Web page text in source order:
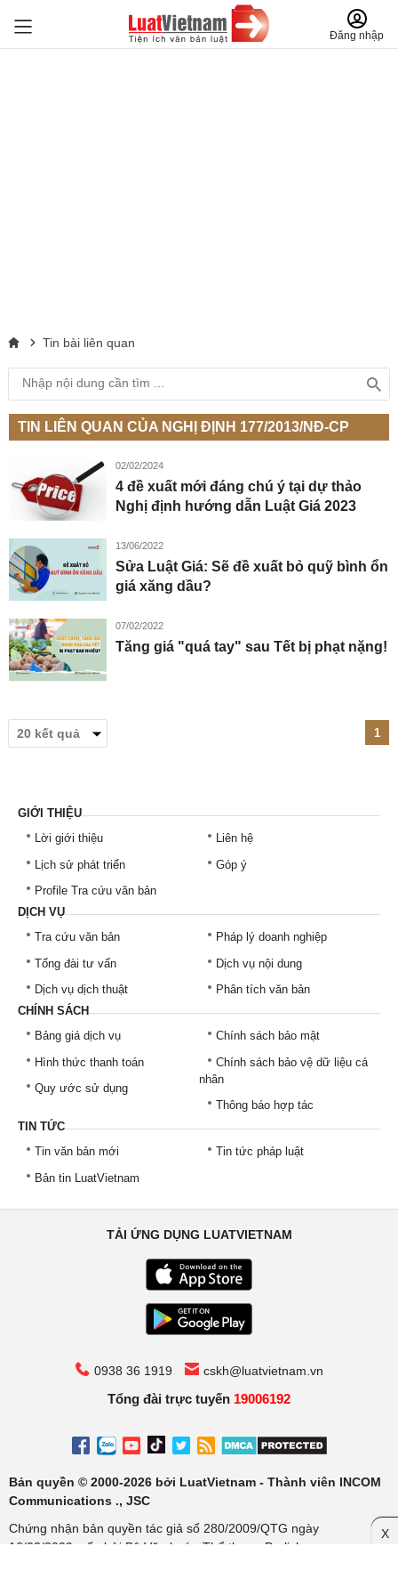
Đăng nhập
Tin bài liên quan
TIN LIÊN QUAN CỦA NGHỊ ĐỊNH 177/2013/NĐ-CP
02/02/2024
4 đề xuất mới đáng chú ý tại dự thảo
Nghị định hướng dẫn Luật Giá 2023
13/06/2022
Sửa Luật Giá: Sẽ đề xuất bỏ quỹ bình ổn
giá xăng dầu?
07/02/2022
Tăng giá "quá tay" sau Tết bị phạt nặng!
1
GIỚI THIỆU
Lời giới thiệu
Lịch sử phát triển
Profile Tra cứu văn bản
Liên hệ
Góp ý
DỊCH VỤ
Tra cứu văn bản
Tổng đài tư vấn
Dịch vụ dịch thuật
Pháp lý doanh nghiệp
Dịch vụ nội dung
Phân tích văn bản
CHÍNH SÁCH
Bảng giá dịch vụ
Hình thức thanh toán
Quy ước sử dụng
Chính sách bảo mật
Chính sách bảo vệ dữ liệu cá
nhân
Thông báo hợp tác
TIN TỨC
Tin văn bản mới
Bản tin LuatVietnam
Tin tức pháp luật
TẢI ỨNG DỤNG LUATVIETNAM
0938 36 1919 cskh@luatvietnam.vn
Tổng đài trực tuyến 19006192
Bản quyền © 2000-2026 bởi LuatVietnam - Thành viên INCOM
Communications ., JSC
Chứng nhận bản quyền tác giả số 280/2009/QTG ngày
16/02/2009, cấp bởi Bộ Văn hoá - Thể thao - Du lịch
X